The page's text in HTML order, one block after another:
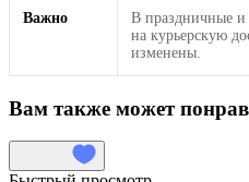
Важно
В праздничные
на курьерскую
изменены.
Вам также может